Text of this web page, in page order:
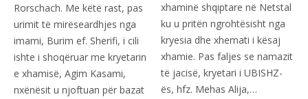
Rorschach. Me këtë rast, pas
urimit të mirëseardhjes nga
imami, Burim ef. Sherifi, i cili
ishte i shoqëruar me kryetarin
e xhamisë, Agim Kasami,
nxënësit u njoftuan për bazat
xhaminë shqiptare në Netstal
ku u pritën ngrohtësisht nga
kryesia dhe xhemati i kësaj
xhamie. Pas faljes se namazit
të jacisë, kryetari i UBISHZ-
ës, hfz. Mehas Alija,…